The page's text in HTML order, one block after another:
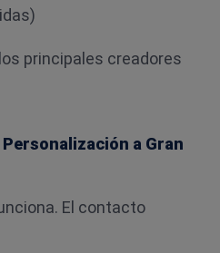
principales creadores
a Gran
El contacto